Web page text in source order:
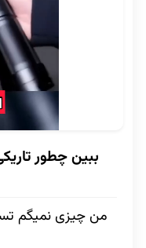
ببین چطور
من چیزی نمیگم